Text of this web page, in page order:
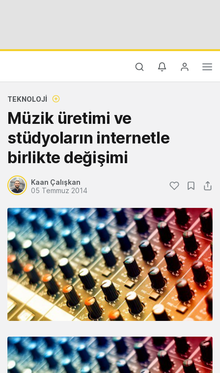
TEKNOLOJI
Müzik üretimi ve
stüdyoların internetle
birlikte değişimi
Kaan Çalışkan
05 Temmuz 2014